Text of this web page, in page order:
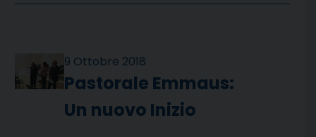
9 Ottobre 2018
Pastorale Emmaus:
Un nuovo Inizio